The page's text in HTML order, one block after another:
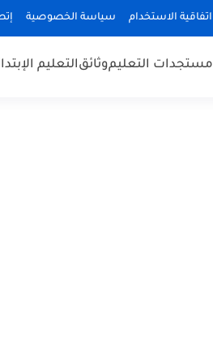
اتفاقية الاستخدام سياسة الخصوصية
مستجدات التعليموثائقالتعليم